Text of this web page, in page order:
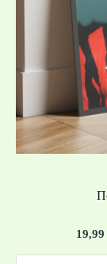
19,99